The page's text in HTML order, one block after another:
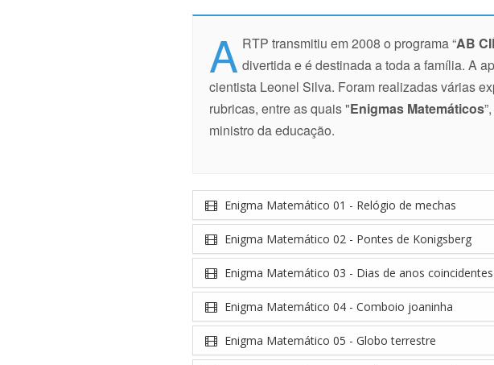
A RTP transmitiu em 2008 o programa “AB
divertida e é destinada a toda a família. A
cientista Leonel Silva. Foram realizadas várias
rubricas, entre as quais "Enigmas Matemáticos
ministro da educação.
Enigma Matemático 01 - Relógio de mechas
Enigma Matemático 02 - Pontes de Konigsberg
Enigma Matemático 03 - Dias de anos coincidentes
Enigma Matemático 04 - Comboio joaninha
Enigma Matemático 05 - Globo terrestre